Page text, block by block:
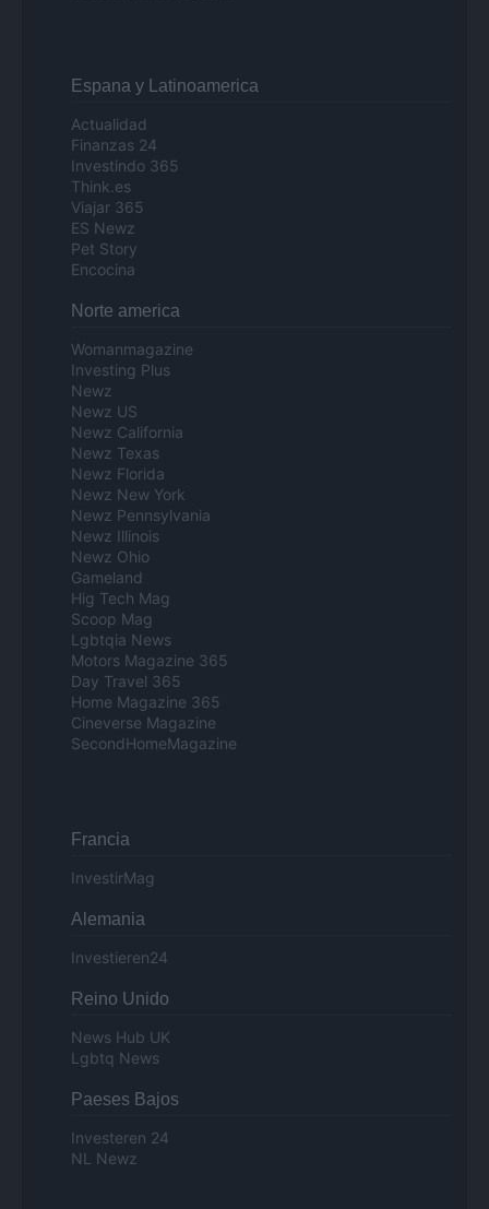
Espana y Latinoamerica
Actualidad
Finanzas 24
Investindo 365
Think.es
Viajar 365
ES Newz
Pet Story
Encocina
Norte america
Womanmagazine
Investing Plus
Newz
Newz US
Newz California
Newz Texas
Newz Florida
Newz New York
Newz Pennsylvania
Newz Illinois
Newz Ohio
Gameland
Hig Tech Mag
Scoop Mag
Lgbtqia News
Motors Magazine 365
Day Travel 365
Home Magazine 365
Cineverse Magazine
SecondHomeMagazine
Francia
InvestirMag
Alemania
Investieren24
Reino Unido
News Hub UK
Lgbtq News
Paeses Bajos
Investeren 24
NL Newz